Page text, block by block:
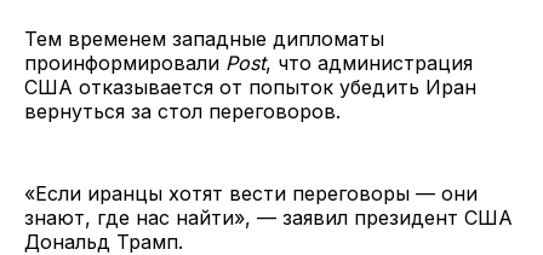
Тем временем западные дипломаты
проинформировали Post, что администрация
США отказывается от попыток убедить Иран
вернуться за стол переговоров.
«Если иранцы хотят вести переговоры — они
знают, где нас найти», — заявил президент США
Дональд Трамп.